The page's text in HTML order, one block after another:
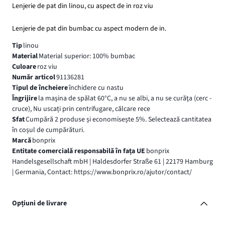
Lenjerie de pat din linou, cu aspect de in roz viu
Lenjerie de pat din bumbac cu aspect modern de in.
Tiplinou
MaterialMaterial superior: 100% bumbac
Culoareroz viu
Număr articol91136281
Tipul de încheiereînchidere cu nastu
Îngrijirela maşina de spălat 60°C, a nu se albi, a nu se curăţa (cerc -
cruce), Nu uscați prin centrifugare, călcare rece
SfatCumpără 2 produse și economisește 5%. Selectează cantitatea
în coșul de cumpărături.
Marcăbonprix
Entitate comercială responsabilă în fața UE bonprix
Handelsgesellschaft mbH | Haldesdorfer Straße 61 | 22179 Hamburg
| Germania, Contact: https://www.bonprix.ro/ajutor/contact/
Opțiuni de livrare